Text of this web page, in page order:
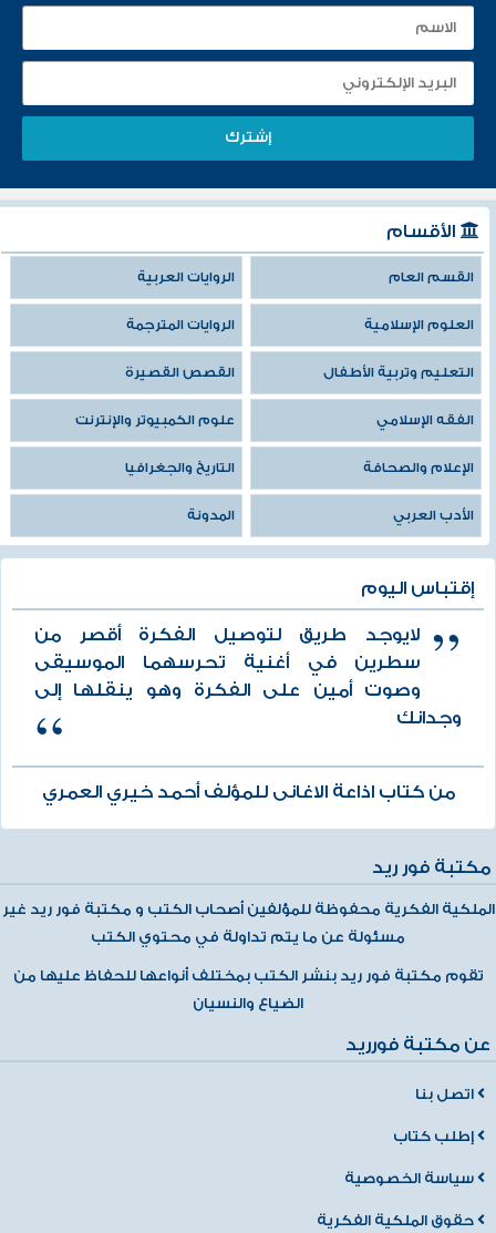
الأقسام
القسم العام الروايات العربية
العلوم الإسلامية الروايات المترجمة
التعليم وتربية الأطفال القصص القصيرة
الفقه الإسلامي علوم الكمبيوتر والإنترنت
الإعلام والصحافة التاريخ والجغرافيا
الأدب العربي المدونة
إقتباس اليوم
لايوجد طريق لتوصيل الفكرة أقصر من
سطرين في أغنية تحرسهما الموسيقى
وصوت أمين على الفكرة وهو ينقلها إلى
وجدانك
من كتاب اذاعة الاغانى للمؤلف أحمد خيري العمري
مكتبة فور ريد
الملكية الفكرية محفوظة للمؤلفين أصحاب الكتب و مكتبة فور ريد غير
مسئولة عن ما يتم تداولة في محتوي الكتب
تقوم مكتبة فور ريد بنشر الكتب بمختلف أنواعها للحفاظ عليها من
الضياع والنسيان
عن مكتبة فورريد
اتصل بنا
إطلب كتاب
سياسة الخصوصية
حقوق الملكية الفكرية